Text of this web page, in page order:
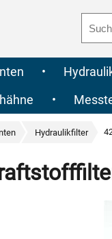
•
•
Hydraulikfilter